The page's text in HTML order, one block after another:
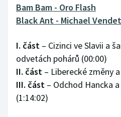
Plavání
Plážový volejbal
Ragby
Rychlobruslení
Bam Bam - Oro Flash
Black Ant - Michael
I. část – Cizinci ve Slavii a
odvetách pohárů (00:00)
II. část – Liberecké změny
III. část – Odchod Hancka
(1:14:02)